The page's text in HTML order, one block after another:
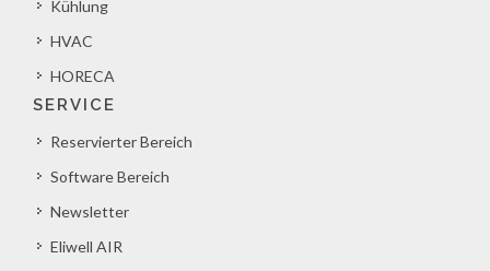
Kühlung
HVAC
HORECA
SERVICE
Reservierter Bereich
Software Bereich
Newsletter
Eliwell AIR